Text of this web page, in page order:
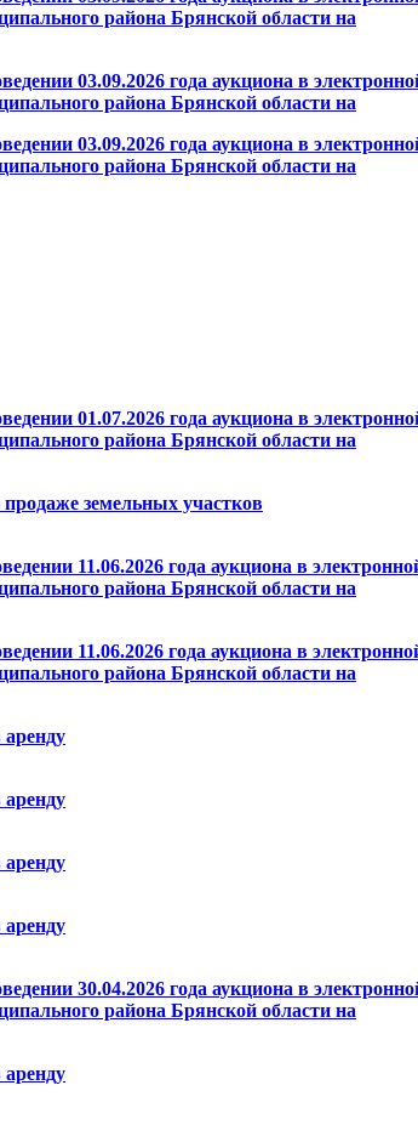
района Брянской области на
03.09.2026 года аукциона в
района Брянской области на
03.09.2026 года аукциона в
района Брянской области на
01.07.2026 года аукциона в
района Брянской области на
земельных участков
11.06.2026 года аукциона в
района Брянской области на
11.06.2026 года аукциона в
района Брянской области на
аренду
аренду
аренду
аренду
30.04.2026 года аукциона в
района Брянской области на
аренду